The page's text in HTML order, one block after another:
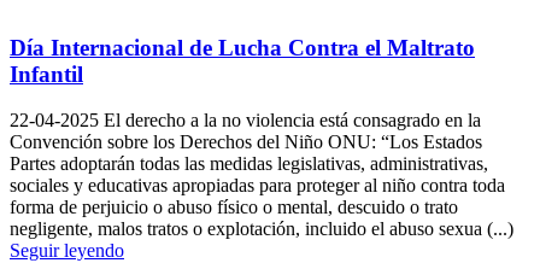
Día Internacional de Lucha Contra el Maltrato
Infantil
22-04-2025 El derecho a la no violencia está consagrado en la
Convención sobre los Derechos del Niño ONU: “Los Estados
Partes adoptarán todas las medidas legislativas, administrativas,
sociales y educativas apropiadas para proteger al niño contra toda
forma de perjuicio o abuso físico o mental, descuido o trato
negligente, malos tratos o explotación, incluido el abuso sexua (...)
Seguir leyendo